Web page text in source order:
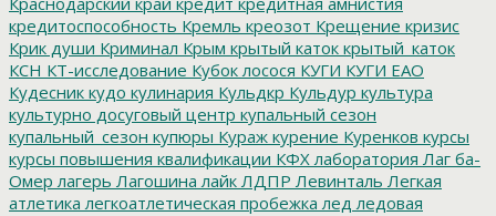
кредитоспособность Кремль креозот Крещение кризис
Крик души Криминал Крым крытый каток крытый_каток
КСН КТ-исследование Кубок лосося КУГИ КУГИ ЕАО
Кудесник кудо кулинария Кульдкр Кульдур культура
культурно досуговый центр купальный сезон
купальный_сезон купюры Кураж курение Куренков курсы
курсы повышения квалификации КФХ лаборатория Лаг ба-
Омер лагерь Лагошина лайк ЛДПР Левинталь Легкая
атлетика легкоатлетическая пробежка лед ледовая